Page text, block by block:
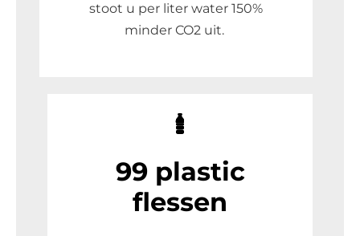
stoot u per liter water 150%
minder CO2 uit.
99 plastic
flessen